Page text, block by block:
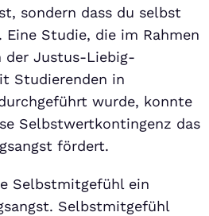
sondern dass du selbst
Studie, die im Rahmen
der Justus-Liebig-
Studierenden in
wurde, konnte
Selbstwertkontingenz das
fördert.
Selbstmitgefühl ein
Selbstmitgefühl